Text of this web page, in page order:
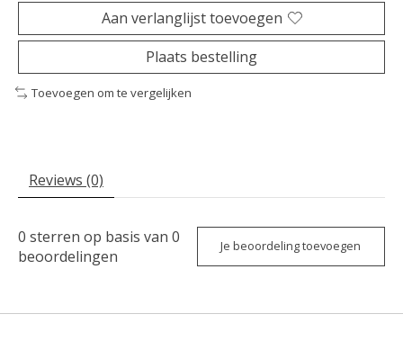
Aan verlanglijst toevoegen
Plaats bestelling
Toevoegen om te vergelijken
Reviews (0)
0 sterren op basis van 0
beoordelingen
Je beoordeling toevoegen